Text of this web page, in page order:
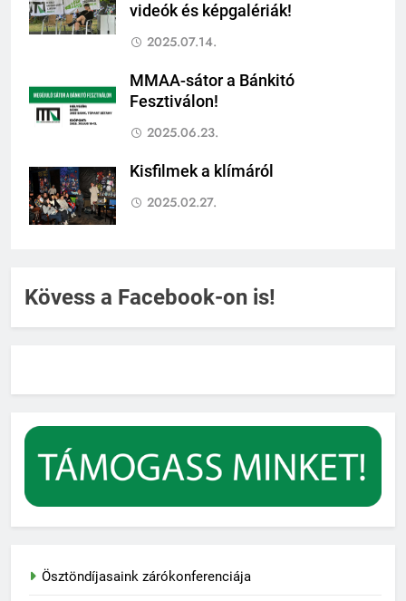
videók és képgalériák!
2025.07.14.
MMAA-sátor a Bánkitó
Fesztiválon!
2025.06.23.
Kisfilmek a klímáról
2025.02.27.
Kövess a Facebook-on is!
Ösztöndíjasaink zárókonferenciája